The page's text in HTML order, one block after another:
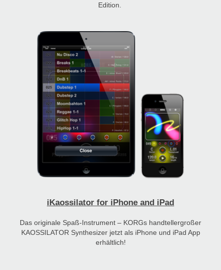
Edition.
iKaossilator for iPhone and iPad
Das originale Spaß-Instrument – KORGs handtellergroßer
KAOSSILATOR Synthesizer jetzt als iPhone und iPad App
erhältlich!